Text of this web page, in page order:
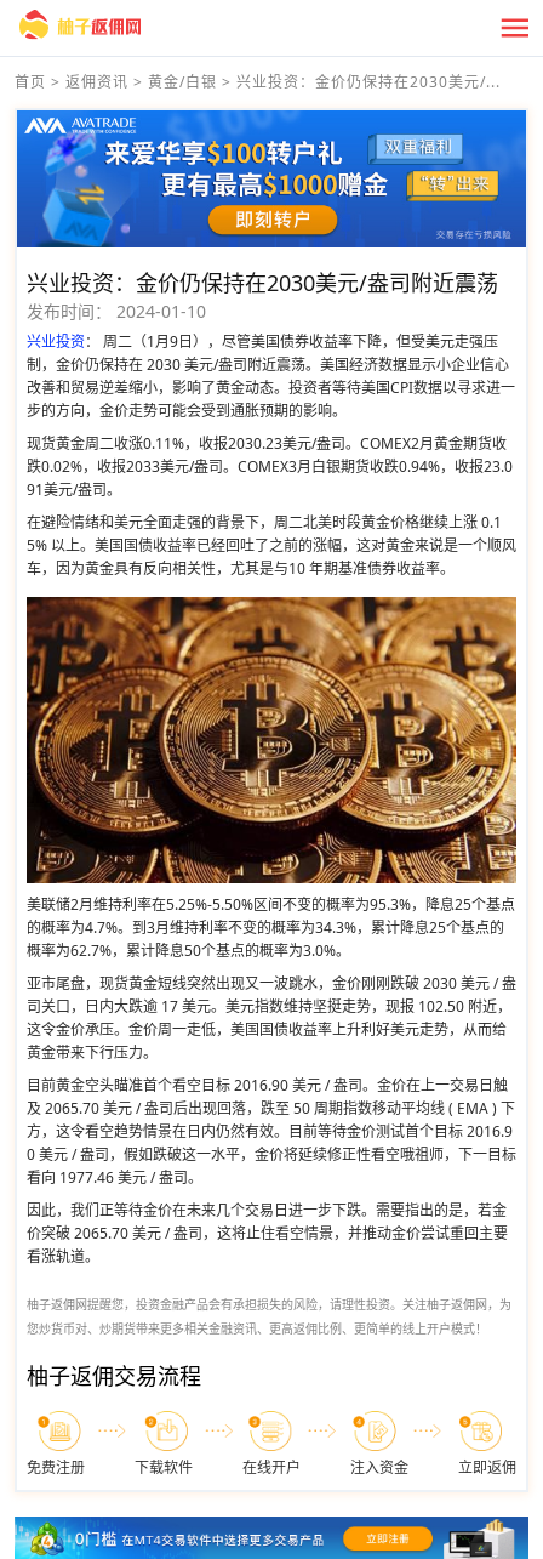
首页 > 返佣资讯 > 黄金/白银 > 兴业投资：金价仍保持在2030美元/...
兴业投资：金价仍保持在2030美元/盎司附近震荡
发布时间： 2024-01-10
兴业投资： 周二（1月9日），尽管美国债券收益率下降，但受美元走强压
制，金价仍保持在 2030 美元/盎司附近震荡。美国经济数据显示小企业信心
改善和贸易逆差缩小，影响了黄金动态。投资者等待美国CPI数据以寻求进一
步的方向，金价走势可能会受到通胀预期的影响。
现货黄金周二收涨0.11%，收报2030.23美元/盎司。COMEX2月黄金期货收
跌0.02%，收报2033美元/盎司。COMEX3月白银期货收跌0.94%，收报23.0
91美元/盎司。
在避险情绪和美元全面走强的背景下，周二北美时段黄金价格继续上涨 0.1
5% 以上。美国国债收益率已经回吐了之前的涨幅，这对黄金来说是一个顺风
车，因为黄金具有反向相关性，尤其是与10 年期基准债券收益率。
美联储2月维持利率在5.25%-5.50%区间不变的概率为95.3%，降息25个基点
的概率为4.7%。到3月维持利率不变的概率为34.3%，累计降息25个基点的
概率为62.7%，累计降息50个基点的概率为3.0%。
亚市尾盘，现货黄金短线突然出现又一波跳水，金价刚刚跌破 2030 美元 / 盎
司关口，日内大跌逾 17 美元。美元指数维持坚挺走势，现报 102.50 附近，
这令金价承压。金价周一走低，美国国债收益率上升利好美元走势，从而给
黄金带来下行压力。
目前黄金空头瞄准首个看空目标 2016.90 美元 / 盎司。金价在上一交易日触
及 2065.70 美元 / 盎司后出现回落，跌至 50 周期指数移动平均线 ( EMA ) 下
方，这令看空趋势情景在日内仍然有效。目前等待金价测试首个目标 2016.9
0 美元 / 盎司，假如跌破这一水平，金价将延续修正性看空哦祖师，下一目标
看向 1977.46 美元 / 盎司。
因此，我们正等待金价在未来几个交易日进一步下跌。需要指出的是，若金
价突破 2065.70 美元 / 盎司，这将止住看空情景，并推动金价尝试重回主要
看涨轨道。
柚子返佣网提醒您，投资金融产品会有承担损失的风险，请理性投资。关注柚子返佣网，为
您炒货币对、炒期货带来更多相关金融资讯、更高返佣比例、更简单的线上开户模式！
柚子返佣交易流程
免费注册 下载软件 在线开户 注入资金 立即返佣